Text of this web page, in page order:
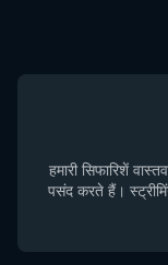
हमारी सिफारिशें
पसंद करते हैं।